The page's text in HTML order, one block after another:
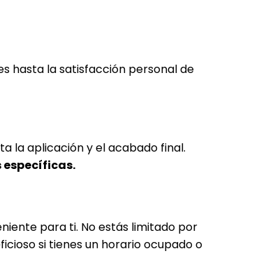
hasta la satisfacción personal de
la aplicación y el acabado final.
específicas.
para ti. No estás limitado por
si tienes un horario ocupado o